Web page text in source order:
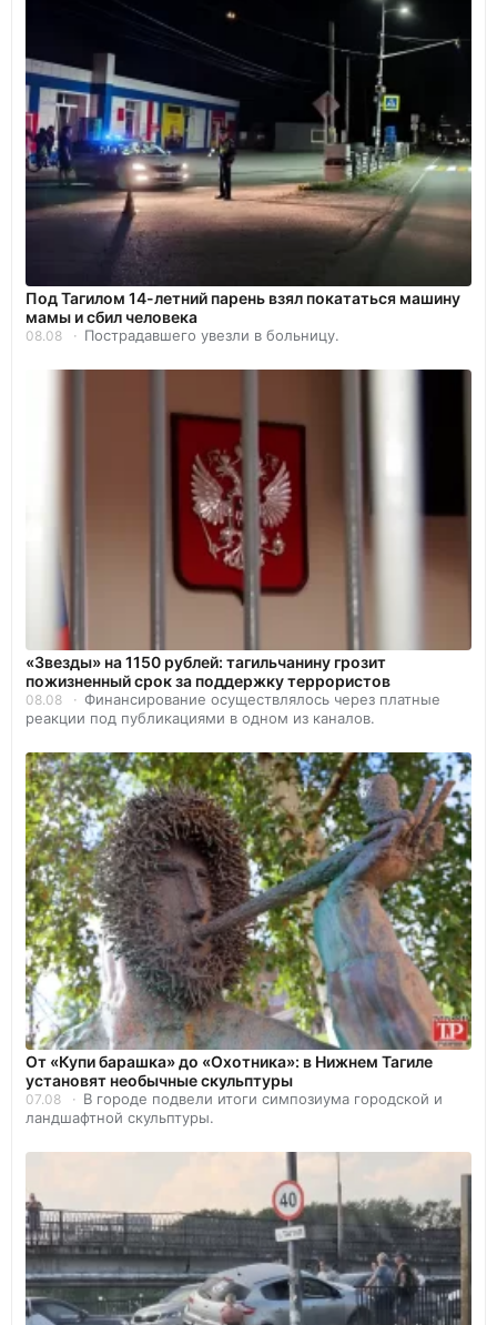
Под Тагилом 14-летний парень взял покататься машину
мамы и сбил человека
08.08 Пострадавшего увезли в больницу.
«Звезды» на 1150 рублей: тагильчанину грозит
пожизненный срок за поддержку террористов
08.08
Финансирование осуществлялось через платные
реакции под публикациями в одном из каналов.
От «Купи барашка» до «Охотника»: в Нижнем Тагиле
установят необычные скульптуры
07.08
В городе подвели итоги симпозиума городской и
ландшафтной скульптуры.